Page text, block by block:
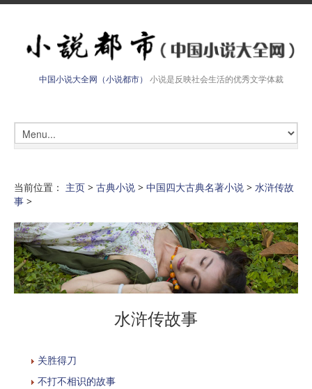
中国小说大全网（小说都市） 小说是反映社会生活的优秀文学体裁
当前位置： 主页 > 古典小说 > 中国四大古典名著小说 > 水浒传故
事 >
水浒传故事
关胜得刀
不打不相识的故事